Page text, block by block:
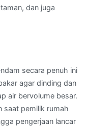
dan juga
secara penuh ini
agar dinding dan
air bervolume besar.
saat pemilik rumah
pengerjaan lancar